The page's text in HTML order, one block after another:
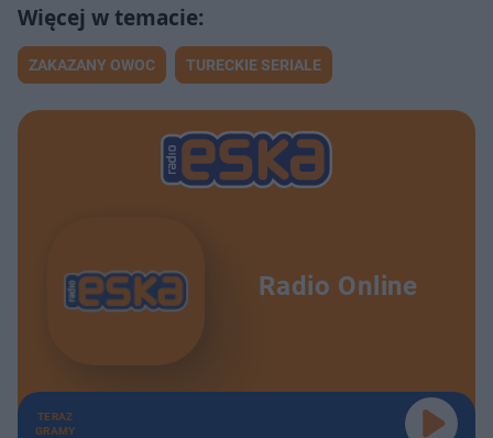
ZAKAZANY OWOC TURECKIE SERIALE
Radio Online
TERAZ
GRAMY